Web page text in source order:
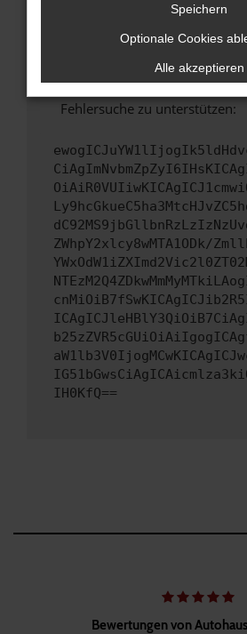
Wende dich an den
Wenn du alle oben genannten
hast, kontaktiere uns bitte. Wir
versuchen, das Problem zu
uns diesen Text schicken, um
Fehlersuche zu unterstützen:
ZWhpY2xlcy8wMTA1ODk/
IH0KfQ==
Bewertungen von
Speichern
Optionale Cookies
Alle akzeptieren